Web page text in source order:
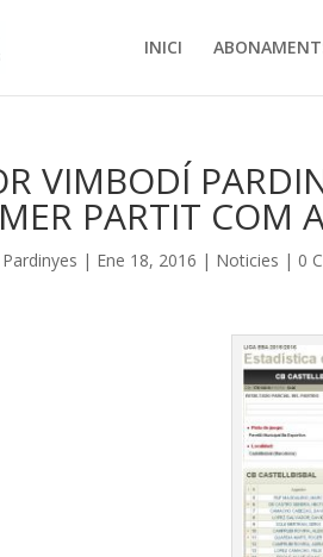
INICI
VIMBODÍ
PARTIT COM
| Ene 18, 2016 | Noticies | 0